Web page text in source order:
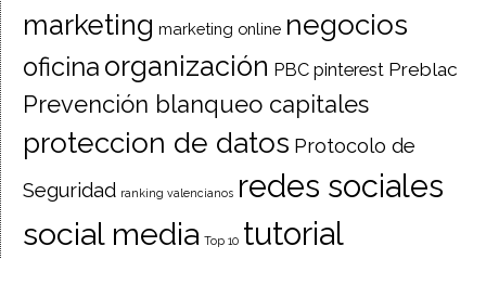
marketing marketing online negocios
oficina organización PBC pinterest Preblac
Prevención blanqueo capitales
proteccion de datos Protocolo de
Seguridad ranking valencianos redes sociales
social media Top 10 tutorial